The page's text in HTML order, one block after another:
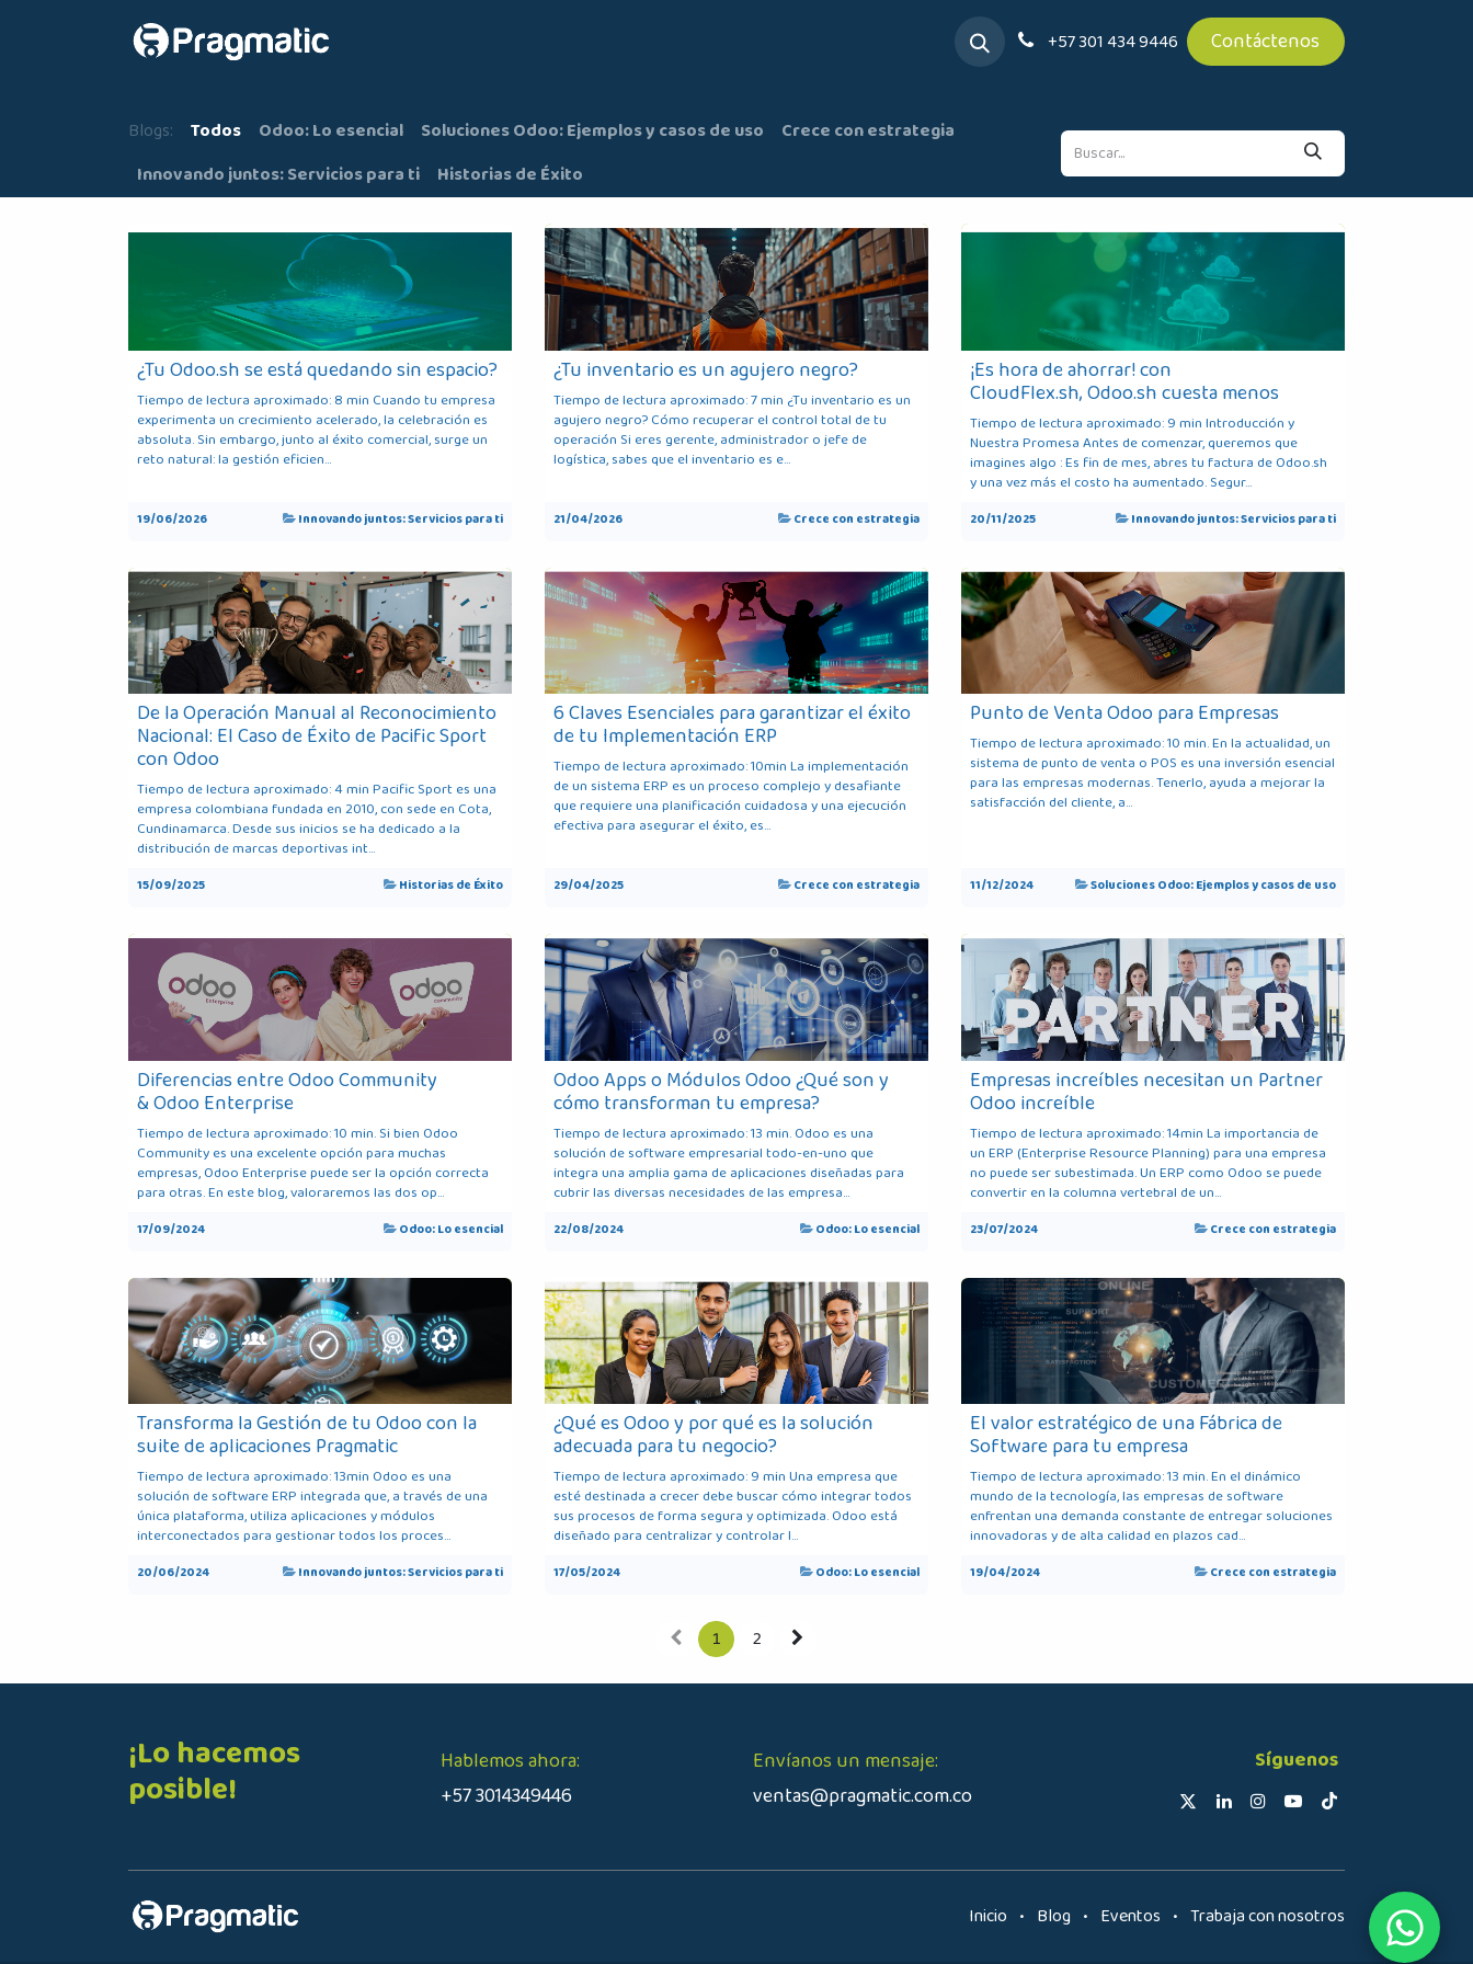
+57 301 434 9446 Contáctenos
Blogs: Todos Odoo: Lo esencial Soluciones Odoo: Ejemplos y casos de uso
Crece con estrategia
Innovando juntos: Servicios para ti
Historias de Éxito
¿Tu Odoo.sh se está quedando sin espacio?
Tiempo de lectura aproximado: 8 min Cuando tu empresa
experimenta un crecimiento acelerado, la celebración es
absoluta. Sin embargo, junto al éxito comercial, surge un
reto natural: la gestión eficien...
19/06/2026 Innovando juntos: Servicios para ti
¿Tu inventario es un agujero negro?
Tiempo de lectura aproximado: 7 min ¿Tu inventario es un
agujero negro? Cómo recuperar el control total de tu
operación Si eres gerente, administrador o jefe de
logística, sabes que el inventario es e...
21/04/2026 Crece con estrategia
¡Es hora de ahorrar! con
CloudFlex.sh, Odoo.sh cuesta menos
Tiempo de lectura aproximado: 9 min Introducción y
Nuestra Promesa Antes de comenzar, queremos que
imagines algo : Es fin de mes, abres tu factura de Odoo.sh
y una vez más el costo ha aumentado. Segur...
20/11/2025 Innovando juntos: Servicios para ti
De la Operación Manual al Reconocimiento
Nacional: El Caso de Éxito de Pacific Sport
con Odoo
Tiempo de lectura aproximado: 4 min Pacific Sport es una
empresa colombiana fundada en 2010, con sede en Cota,
Cundinamarca. Desde sus inicios se ha dedicado a la
distribución de marcas deportivas int...
15/09/2025 Historias de Éxito
6 Claves Esenciales para garantizar el éxito
de tu Implementación ERP
Tiempo de lectura aproximado: 10min La implementación
de un sistema ERP es un proceso complejo y desafiante
que requiere una planificación cuidadosa y una ejecución
efectiva para asegurar el éxito, es...
29/04/2025 Crece con estrategia
Punto de Venta Odoo para Empresas
Tiempo de lectura aproximado: 10 min. En la actualidad, un
sistema de punto de venta o POS es una inversión esencial
para las empresas modernas. Tenerlo, ayuda a mejorar la
satisfacción del cliente, a...
11/12/2024 Soluciones Odoo: Ejemplos y casos de uso
Diferencias entre Odoo Community
& Odoo Enterprise
Tiempo de lectura aproximado: 10 min. Si bien Odoo
Community es una excelente opción para muchas
empresas, Odoo Enterprise puede ser la opción correcta
para otras. En este blog, valoraremos las dos op...
17/09/2024 Odoo: Lo esencial
Odoo Apps o Módulos Odoo ¿Qué son y
cómo transforman tu empresa?
Tiempo de lectura aproximado: 13 min. Odoo es una
solución de software empresarial todo-en-uno que
integra una amplia gama de aplicaciones diseñadas para
cubrir las diversas necesidades de las empresa...
22/08/2024 Odoo: Lo esencial
Empresas increíbles necesitan un Partner
Odoo increíble
Tiempo de lectura aproximado: 14min La importancia de
un ERP (Enterprise Resource Planning) para una empresa
no puede ser subestimada. Un ERP como Odoo se puede
convertir en la columna vertebral de un...
23/07/2024 Crece con estrategia
Transforma la Gestión de tu Odoo con la
suite de aplicaciones Pragmatic
Tiempo de lectura aproximado: 13min Odoo es una
solución de software ERP integrada que, a través de una
única plataforma, utiliza aplicaciones y módulos
interconectados para gestionar todos los proces...
20/06/2024 Innovando juntos: Servicios para ti
¿Qué es Odoo y por qué es la solución
adecuada para tu negocio?
Tiempo de lectura aproximado: 9 min Una empresa que
esté destinada a crecer debe buscar cómo integrar todos
sus procesos de forma segura y optimizada. Odoo está
diseñado para centralizar y controlar l...
17/05/2024 Odoo: Lo esencial
El valor estratégico de una Fábrica de
Software para tu empresa
Tiempo de lectura aproximado: 13 min. En el dinámico
mundo de la tecnología, las empresas de software
enfrentan una demanda constante de entregar soluciones
innovadoras y de alta calidad en plazos cad...
19/04/2024 Crece con estrategia
1 2
¡Lo hacemos
posible!
Hablemos ahora:
+57 3014349446
Envíanos un mensaje:
ventas@pragmatic.com.co
Síguenos
I​n​icio • Blog • Eventos • Trabaja con nosotros